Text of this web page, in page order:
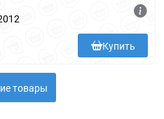
Купить
товары